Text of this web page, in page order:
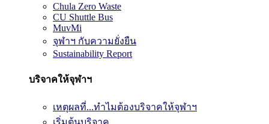
Chula Zero Waste
CU Shuttle Bus
MuvMi
จุฬาฯ กับความยั่งยืน
Sustainability Report
บริจาคให้จุฬาฯ
เหตุผลที่...ทำไมต้องบริจาคให้จุฬาฯ